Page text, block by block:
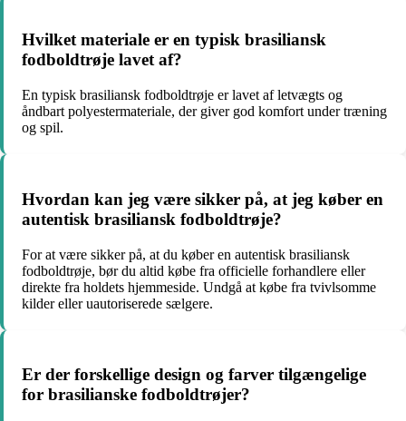
Hvilket materiale er en typisk brasiliansk
fodboldtrøje lavet af?
En typisk brasiliansk fodboldtrøje er lavet af letvægts og
åndbart polyestermateriale, der giver god komfort under træning
og spil.
Hvordan kan jeg være sikker på, at jeg køber en
autentisk brasiliansk fodboldtrøje?
For at være sikker på, at du køber en autentisk brasiliansk
fodboldtrøje, bør du altid købe fra officielle forhandlere eller
direkte fra holdets hjemmeside. Undgå at købe fra tvivlsomme
kilder eller uautoriserede sælgere.
Er der forskellige design og farver tilgængelige
for brasilianske fodboldtrøjer?